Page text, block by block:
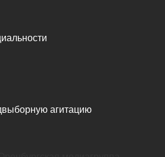
агитацию